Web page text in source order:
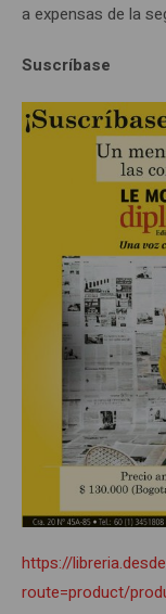
a expensas de la
Suscríbase
https://
route=product/